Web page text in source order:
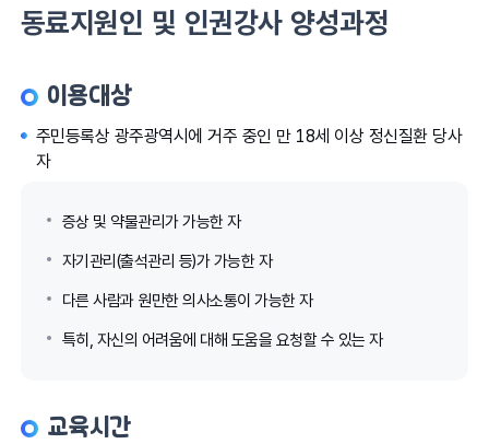
동료지원인 및 인권강사 양성과정
이용대상
주민등록상 광주광역시에 거주 중인 만 18세 이상 정신질환 당사
자
증상 및 약물관리가 가능한 자
자기관리(출석관리 등)가 가능한 자
다른 사람과 원만한 의사소통이 가능한 자
특히, 자신의 어려움에 대해 도움을 요청할 수 있는 자
교육시간